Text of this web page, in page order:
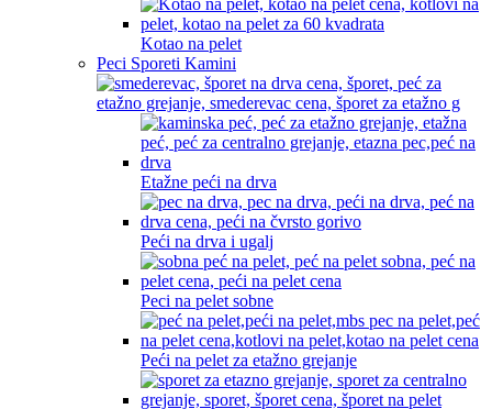
Kotao na pelet
Peci Sporeti Kamini
Etažne peći na drva
Peći na drva i ugalj
Peci na pelet sobne
Peći na pelet za etažno grejanje